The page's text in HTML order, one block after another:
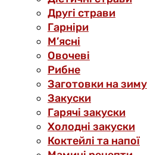
Другі страви
Гарніри
М’ясні
Овочеві
Рибне
Заготовки на зиму
Закуски
Гарячі закуски
Холодні закуски
Коктейлі та напої